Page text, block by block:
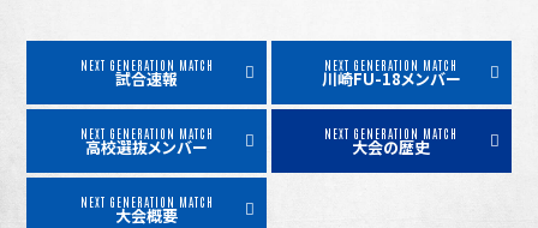
NEXT GENERATION MATCH
試合速報
NEXT GENERATION MATCH
川崎FU-18メンバー
NEXT GENERATION MATCH
高校選抜メンバー
NEXT GENERATION MATCH
大会の歴史
NEXT GENERATION MATCH
大会概要